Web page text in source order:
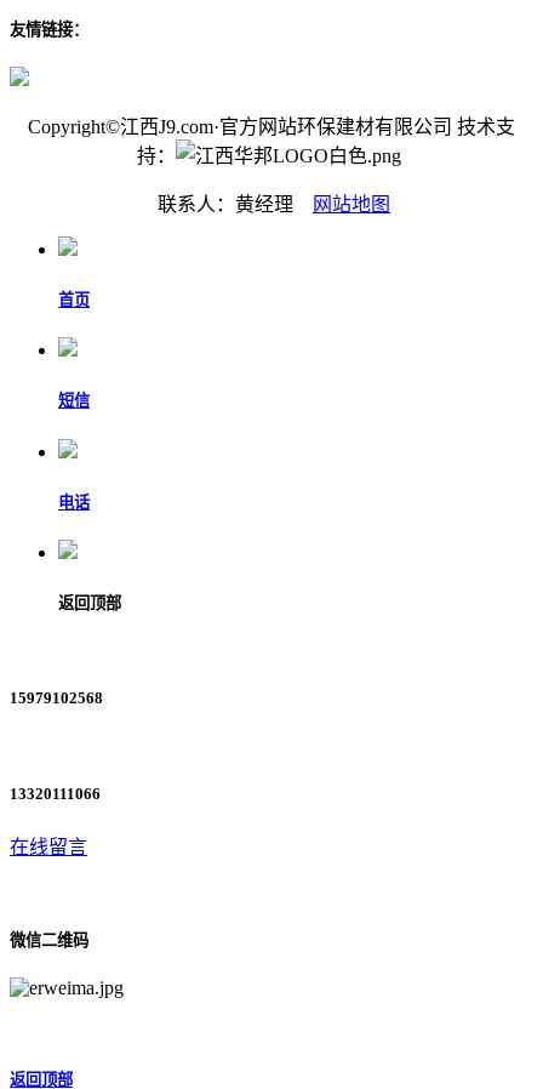
友情链接：
Copyright©江西J9.com·官方网站环保建材有限公司 技术支
持：
联系人：黄经理 网站地图
首页
短信
电话
返回顶部
15979102568
13320111066
在线留言
微信二维码
返回顶部